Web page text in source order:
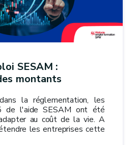
SESAM :
montants
la réglementation, les
de l'aide SESAM ont été
au coût de la vie. A
les entreprises cette